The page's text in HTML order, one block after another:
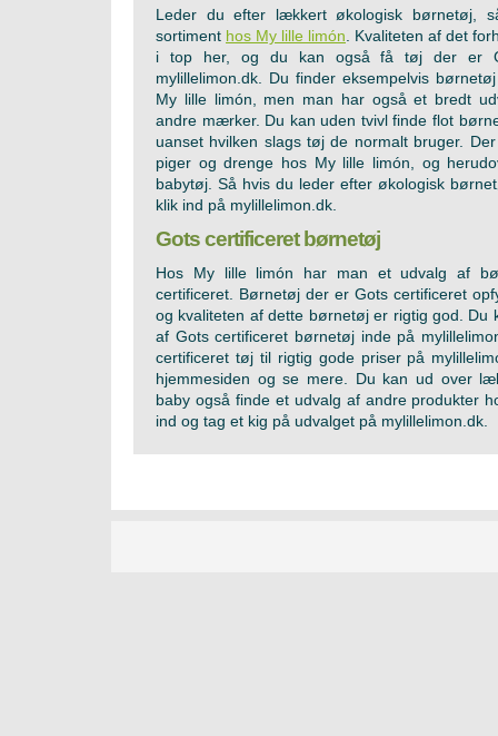
Leder du efter lækkert økologisk børnetøj,
sortiment hos My lille limón . Kvaliteten af det
i top her, og du kan også få tøj der er
mylillelimon.dk. Du finder eksempelvis
My lille limón, men man har også et bredt
andre mærker. Du kan uden tvivl finde flot
uanset hvilken slags tøj de normalt bruger.
piger og drenge hos My lille limón, og
babytøj. Så hvis du leder efter økologisk
klik ind på mylillelimon.dk.
Gots certificeret børnetøj
Hos My lille limón har man et udvalg af
certificeret. Børnetøj der er Gots certificeret
og kvaliteten af dette børnetøj er rigtig god. Du
af Gots certificeret børnetøj inde på
certificeret tøj til rigtig gode priser på
hjemmesiden og se mere. Du kan ud over
baby også finde et udvalg af andre produkter
ind og tag et kig på udvalget på mylillelimon.dk.